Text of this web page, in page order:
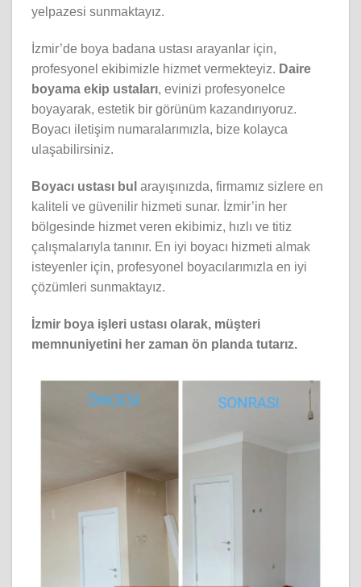
yelpazesi sunmaktayız.
İzmir’de boya badana ustası arayanlar için,
profesyonel ekibimizle hizmet vermekteyiz. Daire
boyama ekip ustaları, evinizi profesyonelce
boyayarak, estetik bir görünüm kazandırıyoruz.
Boyacı iletişim numaralarımızla, bize kolayca
ulaşabilirsiniz.
Boyacı ustası bul arayışınızda, firmamız sizlere en
kaliteli ve güvenilir hizmeti sunar. İzmir’in her
bölgesinde hizmet veren ekibimiz, hızlı ve titiz
çalışmalarıyla tanınır. En iyi boyacı hizmeti almak
isteyenler için, profesyonel boyacılarımızla en iyi
çözümleri sunmaktayız.
İzmir boya işleri ustası olarak, müşteri
memnuniyetini her zaman ön planda tutarız.